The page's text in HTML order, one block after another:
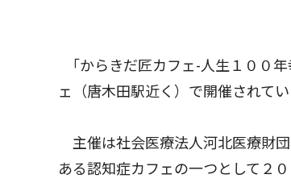
｢からきだ匠カフェ-人生１００
ェ（唐木田駅近く）で開催されてい
主催は社会医療法人河北医療財
ある認知症カフェの一つとして２